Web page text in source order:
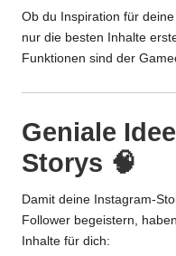
Ob du Inspiration für
nur die besten Inhalte
Funktionen sind der
Geniale
Storys 🧠
Damit deine Instagram-
Follower begeistern,
Inhalte für dich: